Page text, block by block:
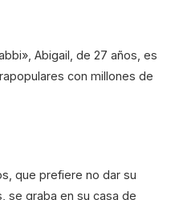
Abigail, de 27 años, es
con millones de
que prefiere no dar su
se graba en su casa de